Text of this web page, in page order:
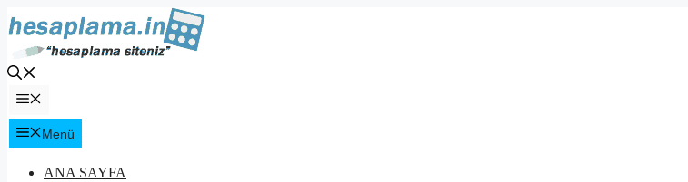
İçeriğe
atla
Menü
ANA SAYFA